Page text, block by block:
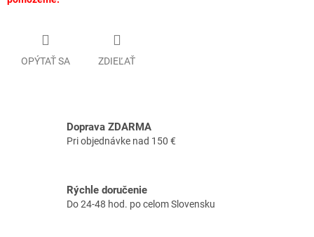
OPÝTAŤ SA ZDIEĽAŤ
Doprava ZDARMA
Pri objednávke nad 150 €
Rýchle doručenie
Do 24-48 hod. po celom Slovensku